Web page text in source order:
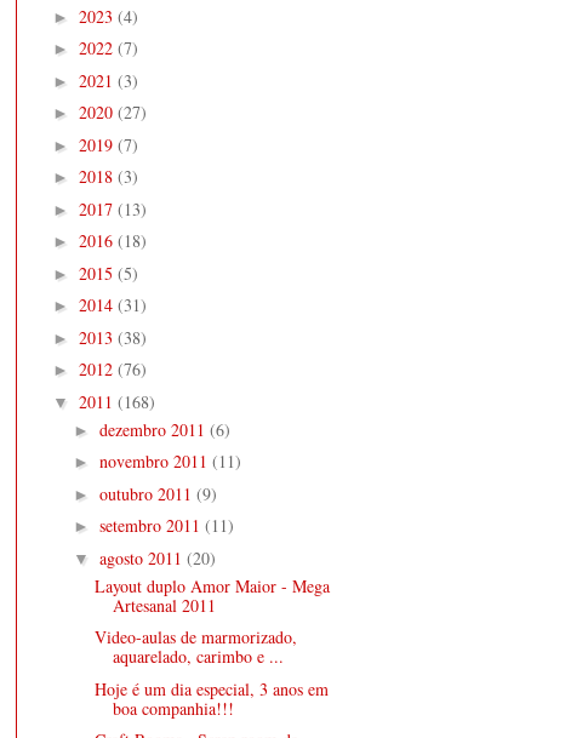
► 2023 (4)
► 2022 (7)
► 2021 (3)
► 2020 (27)
► 2019 (7)
► 2018 (3)
► 2017 (13)
► 2016 (18)
► 2015 (5)
► 2014 (31)
► 2013 (38)
► 2012 (76)
▼ 2011 (168)
► dezembro 2011 (6)
► novembro 2011 (11)
► outubro 2011 (9)
► setembro 2011 (11)
▼ agosto 2011 (20)
Layout duplo Amor Maior - Mega
Artesanal 2011
Video-aulas de marmorizado,
aquarelado, carimbo e ...
Hoje é um dia especial, 3 anos em
boa companhia!!!